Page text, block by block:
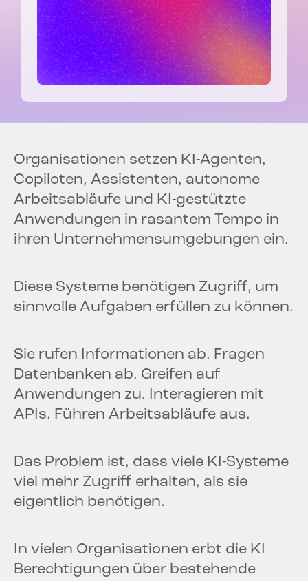
Organisationen setzen KI-Agenten,
Copiloten, Assistenten, autonome
Arbeitsabläufe und KI-gestützte
Anwendungen in rasantem Tempo in
ihren Unternehmensumgebungen ein.
Diese Systeme benötigen Zugriff, um
sinnvolle Aufgaben erfüllen zu können.
Sie rufen Informationen ab. Fragen
Datenbanken ab. Greifen auf
Anwendungen zu. Interagieren mit
APIs. Führen Arbeitsabläufe aus.
Das Problem ist, dass viele KI-Systeme
viel mehr Zugriff erhalten, als sie
eigentlich benötigen.
In vielen Organisationen erbt die KI
Berechtigungen über bestehende